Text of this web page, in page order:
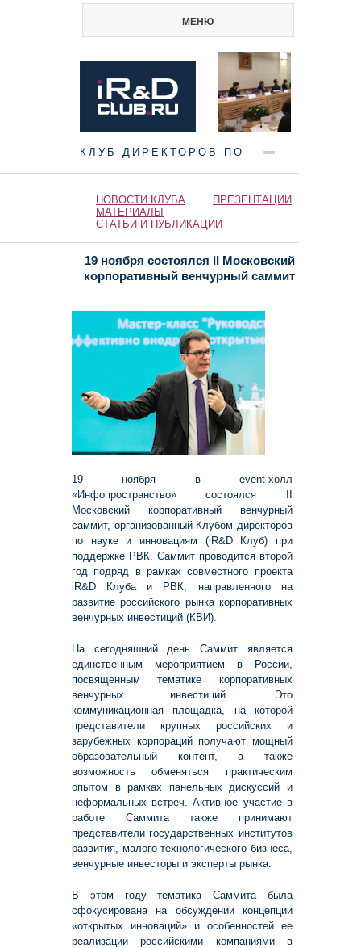
МЕНЮ
КЛУБ ДИРЕКТОРОВ ПО
НАУКЕ И ИННОВАЦИЯМ
НОВОСТИ КЛУБА
ПРЕЗЕНТАЦИИ
МАТЕРИАЛЫ
СТАТЬИ И ПУБЛИКАЦИИ
19 ноября состоялся II Московский
корпоративный венчурный саммит
19 ноября в event-холл
«Инфопространство» состоялся II
Московский корпоративный венчурный
саммит, организованный Клубом директоров
по науке и инновациям (iR&D Клуб) при
поддержке РВК. Саммит проводится второй
год подряд в рамках совместного проекта
iR&D Клуба и РВК, направленного на
развитие российского рынка корпоративных
венчурных инвестиций (КВИ).
На сегодняшний день Саммит является
единственным мероприятием в России,
посвященным тематике корпоративных
венчурных инвестиций. Это
коммуникационная площадка, на которой
представители крупных российских и
зарубежных корпораций получают мощный
образовательный контент, а также
возможность обменяться практическим
опытом в рамках панельных дискуссий и
неформальных встреч. Активное участие в
работе Саммита также принимают
представители государственных институтов
развития, малого технологического бизнеса,
венчурные инвесторы и эксперты рынка.
В этом году тематика Саммита была
сфокусирована на обсуждении концепции
«открытых инноваций» и особенностей ее
реализации российскими компаниями в